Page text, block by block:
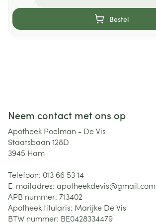
Bestel
Neem contact met ons op
Apotheek Poelman - De Vis
Staatsbaan 128D
3945 Ham
Telefoon: 013 66 53 14
E-mailadres: apotheekdevis@gmail.com
APB nummer: 713402
Apotheek titularis: Marijke De Vis
BTW nummer: BE0428334479